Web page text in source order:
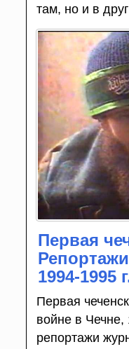
там, но и в
Первая
1994-1995
Первая
войне в Чечне,
репортажи